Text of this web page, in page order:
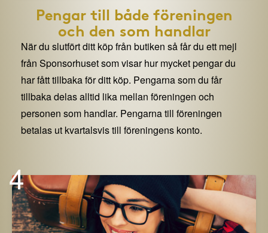
Pengar till både föreningen
och den som handlar
När du slutfört ditt köp från butiken så får du ett mejl
från Sponsorhuset som visar hur mycket pengar du
har fått tillbaka för ditt köp. Pengarna som du får
tillbaka delas alltid lika mellan föreningen och
personen som handlar. Pengarna till föreningen
betalas ut kvartalsvis till föreningens konto.
4